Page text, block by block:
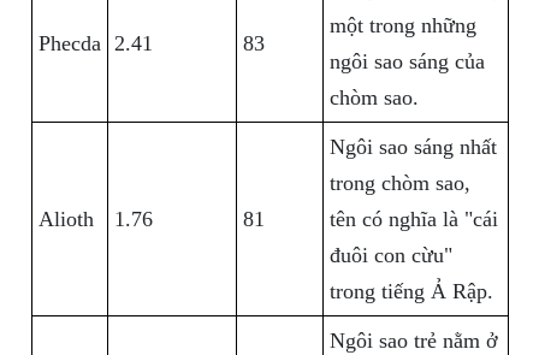
Phecda 2.41 83
một trong những
ngôi sao sáng của
chòm sao.
Alioth 1.76 81
Ngôi sao sáng nhất
trong chòm sao,
tên có nghĩa là "cái
đuôi con cừu"
trong tiếng Ả Rập.
Ngôi sao trẻ nằm ở